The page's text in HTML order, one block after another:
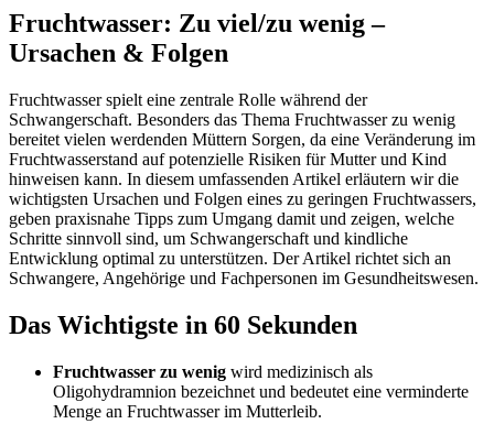
Fruchtwasser: Zu viel/zu wenig –
Ursachen & Folgen
Fruchtwasser spielt eine zentrale Rolle während der
Schwangerschaft. Besonders das Thema Fruchtwasser zu wenig
bereitet vielen werdenden Müttern Sorgen, da eine Veränderung im
Fruchtwasserstand auf potenzielle Risiken für Mutter und Kind
hinweisen kann. In diesem umfassenden Artikel erläutern wir die
wichtigsten Ursachen und Folgen eines zu geringen Fruchtwassers,
geben praxisnahe Tipps zum Umgang damit und zeigen, welche
Schritte sinnvoll sind, um Schwangerschaft und kindliche
Entwicklung optimal zu unterstützen. Der Artikel richtet sich an
Schwangere, Angehörige und Fachpersonen im Gesundheitswesen.
Das Wichtigste in 60 Sekunden
Fruchtwasser zu wenig wird medizinisch als
Oligohydramnion bezeichnet und bedeutet eine verminderte
Menge an Fruchtwasser im Mutterleib.